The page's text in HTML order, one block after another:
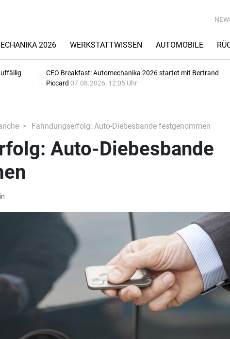
2026 WERKSTATTWISSEN AUTOMOBILE
CEO Breakfast: Automechanika 2026 startet mit Bertrand
Piccard 07.08.2026, 12:05 Uhr
Fahndungserfolg: Auto-Diebesbande festgenommen
Auto-Diebesbande